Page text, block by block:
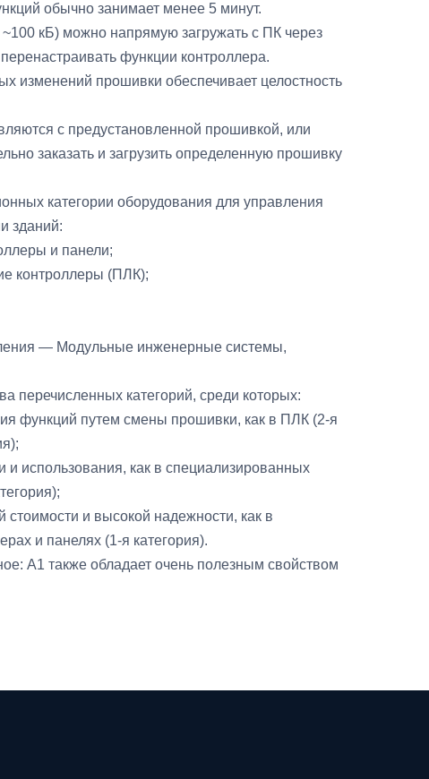
обычно занимает менее 5 минут.
кБ) можно напрямую загружать с ПК через
функции контроллера.
изменений прошивки обеспечивает целостность
с предустановленной прошивкой, или
заказать и загрузить определенную прошивку
категории оборудования для управления
зданий:
и панели;
контроллеры (ПЛК);
— Модульные инженерные системы,
перечисленных категорий, среди которых:
функций путем смены прошивки, как в ПЛК (2-я
и использования, как в специализированных
стоимости и высокой надежности, как в
и панелях (1-я категория).
A1 также обладает очень полезным свойством